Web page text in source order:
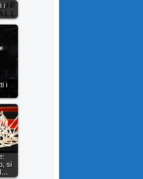
i
i
si